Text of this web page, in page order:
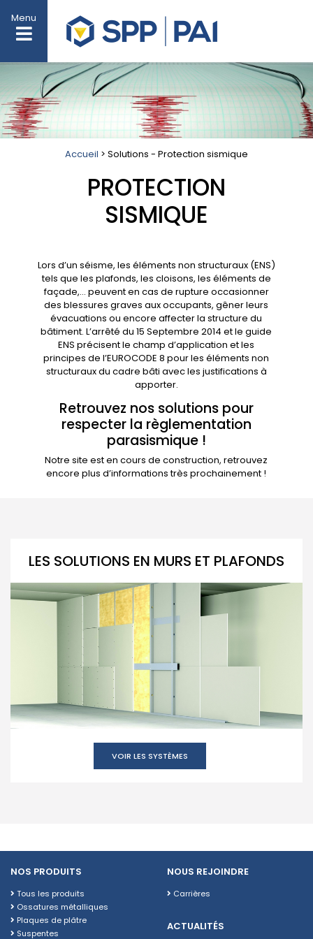
Menu
Accueil > Solutions - Protection sismique
PROTECTION
SISMIQUE
Lors d’un séisme, les éléments non structuraux (ENS)
tels que les plafonds, les cloisons, les éléments de
façade,… peuvent en cas de rupture occasionner
des blessures graves aux occupants, gêner leurs
évacuations ou encore affecter la structure du
bâtiment. L’arrêté du 15 Septembre 2014 et le guide
ENS précisent le champ d’application et les
principes de l’EUROCODE 8 pour les éléments non
structuraux du cadre bâti avec les justifications à
apporter.
Retrouvez nos solutions pour
respecter la règlementation
parasismique !
Notre site est en cours de construction, retrouvez
encore plus d’informations très prochainement !
LES SOLUTIONS EN MURS ET PLAFONDS
VOIR LES SYSTÈMES
NOS PRODUITS
Tous les produits
Ossatures métalliques
Plaques de plâtre
Suspentes
NOUS REJOINDRE
Carrières
ACTUALITÉS